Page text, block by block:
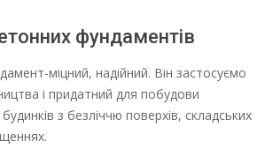
фундаментів
міцний, надійний. Він застосуємо
і придатний для побудови
з безліччю поверхів, складських